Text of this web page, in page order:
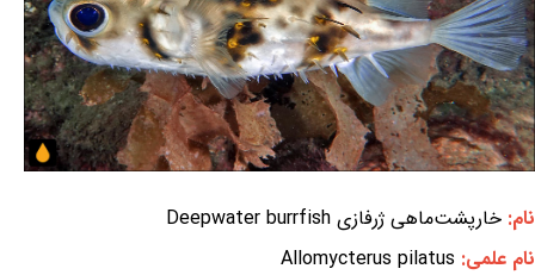
نام: خارپشت‌ماهی ژرفازی Deepwater burrfish
نام علمی: Allomycterus pilatus